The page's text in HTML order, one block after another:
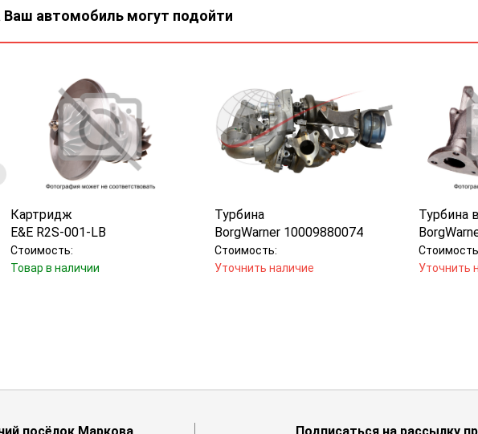
Ваш автомобиль могут подойти
Картридж
E&E R2S-001-LB
Стоимость:
Товар в наличии
Турбина
BorgWarner 10009880074
Стоимость:
Уточнить наличие
Турбина
Уточнить